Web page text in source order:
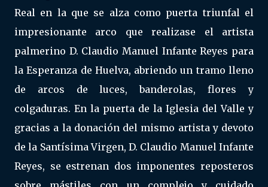
Real en la que se alza como puerta triunfal el
impresionante arco que realizase el artista
palmerino D. Claudio Manuel Infante Reyes para
la Esperanza de Huelva, abriendo un tramo lleno
de arcos de luces, banderolas, flores y
colgaduras. En la puerta de la Iglesia del Valle y
gracias a la donación del mismo artista y devoto
de la Santísima Virgen, D. Claudio Manuel Infante
Reyes, se estrenan dos imponentes reposteros